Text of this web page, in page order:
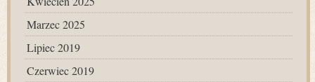
Marzec 2025
Lipiec 2019
Czerwiec 2019